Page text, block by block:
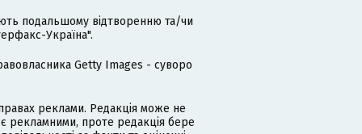
подальшому відтворенню та/чи
Україна".
Getty Images - суворо
реклами. Редакція може не
рекламними, проте редакція бере